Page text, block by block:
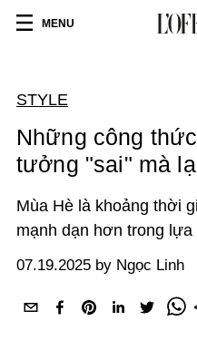
MENU
STYLE
Những công
tưởng "sai" mà
Mùa Hè là khoảng thời
mạnh dạn hơn trong lựa
07.19.2025 by Ngọc Linh